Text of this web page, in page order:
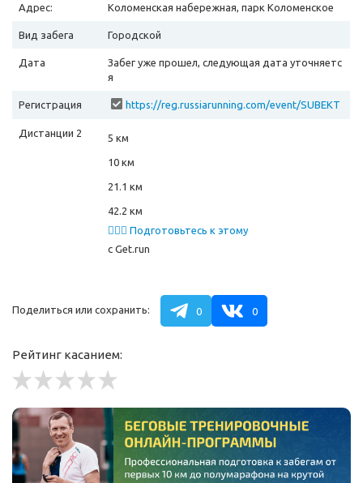
Адрес: Коломенская набережная, парк Коломенское
Вид забега Городской
Дата
Забег уже прошел, следующая дата уточняетс
я
Регистрация
https://reg.russiarunning.com/event/SUBEKT
scrollToTop=1
Дистанции 2 5 км
10 км
21.1 км
42.2 км
🏃🏻‍♂️ Подготовьтесь к этому
забегу
с Get.run
Поделиться или сохранить: 0 0
Рейтинг касанием: